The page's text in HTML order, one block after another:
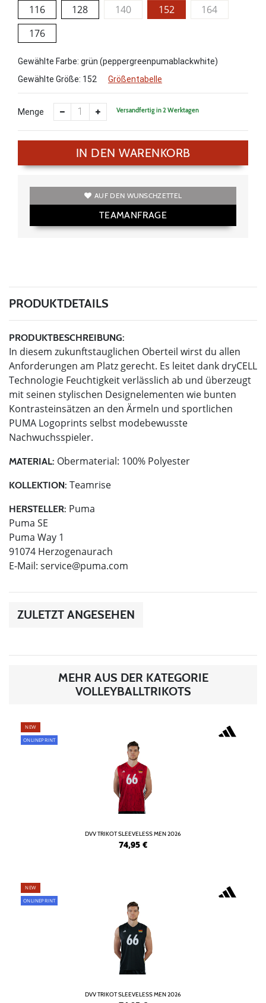
116 128 140 152
164
176
Gewählte Farbe: grün (peppergreenpumablackwhite)
Gewählte Größe: 152 Größentabelle
Menge Versandfertig in 2 Werktagen
IN DEN WARENKORB
AUF DEN WUNSCHZETTEL
TEAMANFRAGE
PRODUKTDETAILS
PRODUKTBESCHREIBUNG:
In diesem zukunftstauglichen Oberteil wirst du allen
Anforderungen am Platz gerecht. Es leitet dank dryCELL
Technologie Feuchtigkeit verlässlich ab und überzeugt
mit seinen stylischen Designelementen wie bunten
Kontrasteinsätzen an den Ärmeln und sportlichen
PUMA Logoprints selbst modebewusste
Nachwuchsspieler.
MATERIAL: Obermaterial: 100% Polyester
KOLLEKTION: Teamrise
HERSTELLER: Puma
Puma SE
Puma Way 1
91074 Herzogenaurach
E-Mail: service@puma.com
ZULETZT ANGESEHEN
MEHR AUS DER KATEGORIE
VOLLEYBALLTRIKOTS
NEW
ONLINEPRINT
DVV TRIKOT SLEEVELESS MEN 2026
74,95 €
NEW
ONLINEPRINT
DVV TRIKOT SLEEVELESS MEN 2026